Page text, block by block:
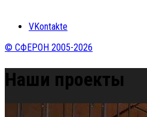
VKontakte
© СФЕРОН 2005-2026
Наши проекты
Наши проекты Люстра в